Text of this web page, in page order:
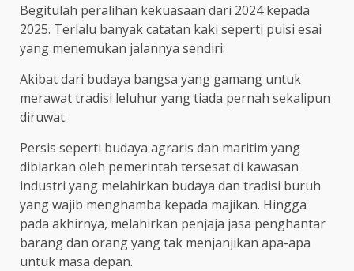
Begitulah peralihan kekuasaan dari 2024 kepada
2025. Terlalu banyak catatan kaki seperti puisi esai
yang menemukan jalannya sendiri.
Akibat dari budaya bangsa yang gamang untuk
merawat tradisi leluhur yang tiada pernah sekalipun
diruwat.
Persis seperti budaya agraris dan maritim yang
dibiarkan oleh pemerintah tersesat di kawasan
industri yang melahirkan budaya dan tradisi buruh
yang wajib menghamba kepada majikan. Hingga
pada akhirnya, melahirkan penjaja jasa penghantar
barang dan orang yang tak menjanjikan apa-apa
untuk masa depan.